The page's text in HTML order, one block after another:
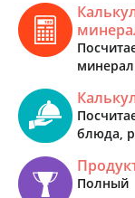
блюда,